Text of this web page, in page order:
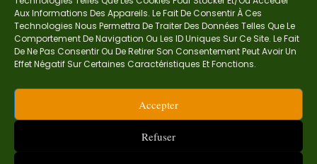
Aux Informations Des Appareils. Le Fait De Consentir À Ces
Technologies Nous Permettra De Traiter Des Données Telles Que Le
Comportement De Navigation Ou Les ID Uniques Sur Ce Site. Le Fait
De Ne Pas Consentir Ou De Retirer Son Consentement Peut Avoir Un
Effet Négatif Sur Certaines Caractéristiques Et Fonctions.
Accepter
Refuser
Auteur
Je suis Madame Mba, une enseignante certifiée
mes épreuves, documents mathématiques,
astuces et conseils pour t’aider à comprendre,